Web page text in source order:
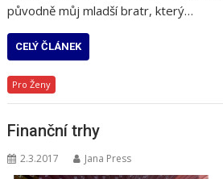
původně můj mladší bratr, který…
CELÝ ČLÁNEK
Pro Ženy
Finanční trhy
2.3.2017 Jana Press